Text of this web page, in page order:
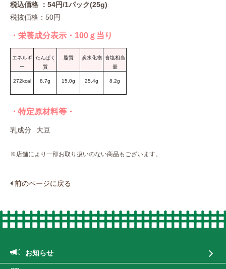
税込価格 ：54円/1パック(25g)
税抜価格：50円
・栄養成分表示・100ｇ当り
エネルギ
ー
272kcal
たんぱく
質
8.7g
脂質
15.0g
炭水化物
25.4g
食塩相当
量
8.2g
・特定原材料等・
乳成分 大豆
※店舗により一部お取り扱いのない商品もございます。
前のページに戻る
お知らせ